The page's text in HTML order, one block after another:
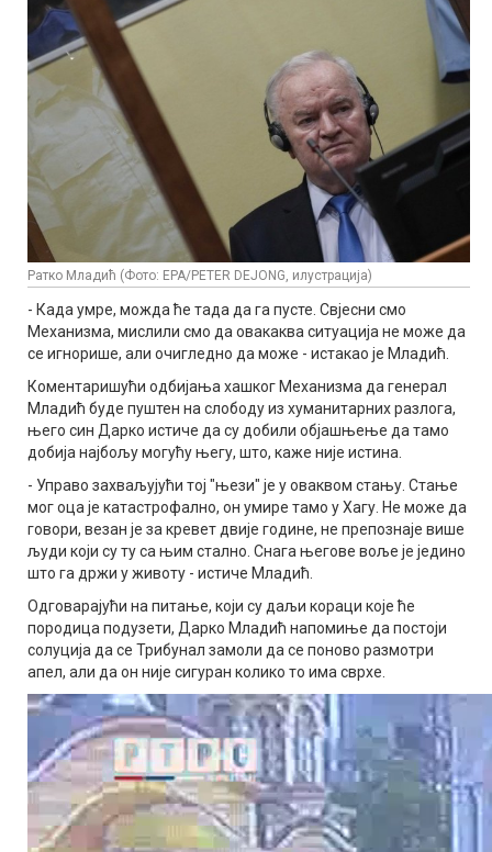
Ратко Младић (Фото: EPA/PETER DEJONG, илустрација)
- Када умре, можда ће тада да га пусте. Свјесни смо
Механизма, мислили смо да овакаква ситуација не може да
се игнорише, али очигледно да може - истакао је Младић.
Коментаришући одбијања хашког Механизма да генерал
Младић буде пуштен на слободу из хуманитарних разлога,
њего син Дарко истиче да су добили објашњење да тамо
добија најбољу могућу његу, што, каже није истина.
- Управо захваљујући тој "њези" је у оваквом стању. Стање
мог оца је катастрофално, он умире тамо у Хагу. Не може да
говори, везан је за кревет двије године, не препознаје више
људи који су ту са њим стално. Снага његове воље је једино
што га држи у животу - истиче Младић.
Одговарајући на питање, који су даљи кораци које ће
породица подузети, Дарко Младић напомиње да постоји
солуција да се Трибунал замоли да се поново размотри
апел, али да он није сигуран колико то има сврхе.